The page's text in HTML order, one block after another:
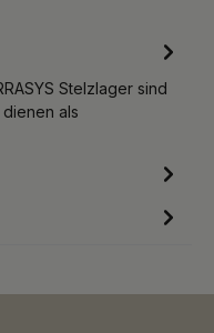
Stelzlager sind
dienen als